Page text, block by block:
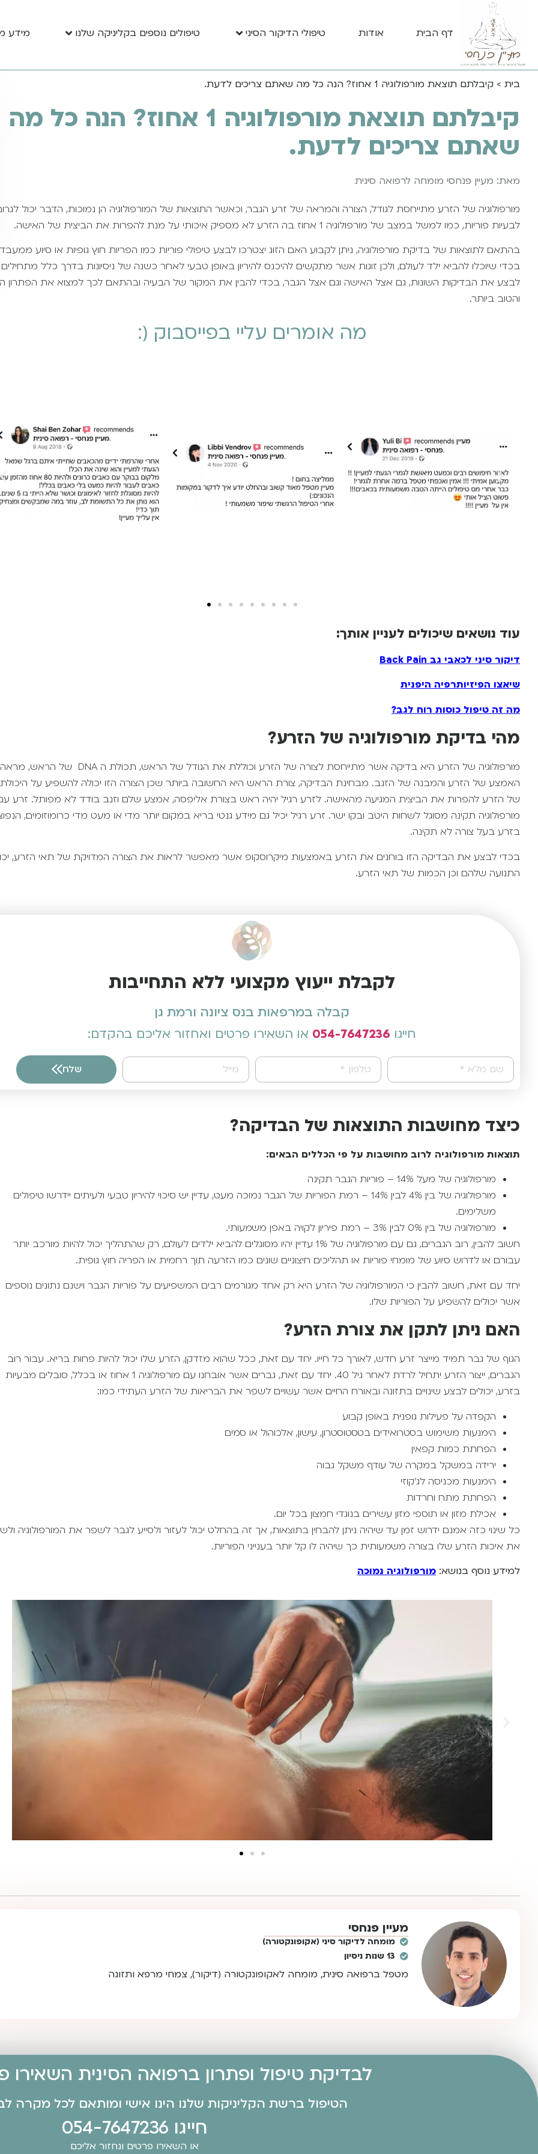
דף הבית אודות טיפולי הדיקור הסיני טיפולים נוספים בקליניקה שלנו מידע
בית > קיבלתם תוצאת מורפולוגיה 1 אחוז? הנה כל מה שאתם צריכים לדעת.
קיבלתם תוצאת מורפולוגיה 1 אחוז? הנה כל מה
שאתם צריכים לדעת.
מאת: מעיין פנחסי מומחה לרפואה סינית
מורפולוגיה של הזרע מתייחסת לגודל, הצורה והמראה של זרע הגבר, וכאשר התוצאות של המורפולוגיה הן נמוכות, הדבר יכול
לבעיות פוריות, כמו למשל במצב של מורפולוגיה 1 אחוז בה הזרע לא מספיק איכותי על מנת להפרות את הביצית של האישה.
בהתאם לתוצאות של בדיקת מורפולוגיה, ניתן לקבוע האם הזוג יצטרכו לבצע טיפולי פוריות כמו הפריות חוץ גופיות או סיוע
בכדי שיוכלו להביא ילד לעולם, ולכן זוגות אשר מתקשים להיכנס להיריון באופן טבעי לאחר כשנה של ניסיונות בדרך כלל מתחילים
לבצע את הבדיקות השונות, גם אצל האישה וגם אצל הגבר, בכדי להבין את המקור של הבעיה ובהתאם לכך למצוא את הפתרון
והטוב ביותר.
מה אומרים עליי בפייסבוק (:
עוד נושאים שיכולים לעניין אותך:
דיקור סיני לכאבי גב Back Pain
שיאצו הפיזיותרפיה היפנית
מה זה טיפול כוסות רוח לגב?
מהי בדיקת מורפולוגיה של הזרע?
מורפולוגיה של הזרע היא בדיקה אשר מתייחסת לצורה של הזרע וכוללת את הגודל של הראש, תכולת ה DNA של הראש, מראה
האמצע של הזרע והמבנה של הזנב. מבחינת הבדיקה, צורת הראש היא החשובה ביותר שכן הצורה הזו יכולה להשפיע על היכולת
של הזרע להפרות את הביצית המגיעה מהאישה. לזרע רגיל יהיה ראש בצורת אליפסה, אמצע שלם וזנב בודד לא מפותל. זרע
מורפולוגיה תקינה מסוגל לשחות היטב ובקו ישר. זרע רגיל יכיל גם מידע גנטי בריא במקום יותר מדי או מעט מדי כרומוזומים,
בזרע בעל צורה לא תקינה.
בכדי לבצע את הבדיקה הזו בוחנים את הזרע באמצעות מיקרוסקופ אשר מאפשר לראות את הצורה המדויקת של תאי הזרע,
התנועה שלהם וכן הכמות של תאי הזרע.
לקבלת ייעוץ מקצועי ללא התחייבות
קבלה במרפאות בנס ציונה ורמת גן
חייגו 054-7647236 או השאירו פרטים ואחזור אליכם בהקדם:
שלח
כיצד מחושבות התוצאות של הבדיקה?
תוצאות מורפולוגיה לרוב מחושבות על פי הכללים הבאים:
מורפולוגיה של מעל 14% – פוריות הגבר תקינה
מורפולוגיה של בין 4% לבין 14% – רמת הפוריות של הגבר נמוכה מעט, עדיין יש סיכוי להיריון טבעי ולעיתים יידרשו טיפולים
משלימים.
מורפולוגיה של בין 0% לבין 3% – רמת פיריון לקויה באפן משמעותי.
חשוב להבין, רוב הגברים, גם עם מורפולוגיה של 1% עדיין יהיו מסוגלים להביא ילדים לעולם, רק שהתהליך יכול להיות מורכב יותר
עבורם או לדרוש סיוע של מומחי פוריות או תהליכים חיצוניים שונים כמו הזרעה תוך רחמית או הפריה חוץ גופית.
יחד עם זאת, חשוב להבין כי המורפולוגיה של הזרע היא רק אחד מגורמים רבים המשפיעים על פוריות הגבר וישנם נתונים נוספים
אשר יכולים להשפיע על הפוריות שלו.
האם ניתן לתקן את צורת הזרע?
הגוף של גבר תמיד מייצר זרע חדש, לאורך כל חייו. יחד עם זאת, ככל שהוא מזדקן, הזרע שלו יכול להיות פחות בריא. עבור רוב
הגברים, ייצור הזרע יתחיל לרדת לאחר גיל 40. יחד עם זאת, גברים אשר אובחנו עם מורפולוגיה 1 אחוז או בכלל, סובלים מבעיות
בזרע, יכולים לבצע שינויים בתזונה ובאורח החיים אשר עשויים לשפר את הבריאות של הזרע העתידי כמו:
הקפדה על פעילות גופנית באופן קבוע
הימנעות משימוש בסטרואידים בטסטוסטרון, עישון, אלכוהול או סמים
הפחתת כמות קפאין
ירידה במשקל במקרה של עודף משקל גבוה
הימנעות מכניסה לג’קוזי
הפחתת מתח וחרדות
אכילת מזון או תוספי מזון עשירים בנוגדי חמצון בכל יום.
כל שינוי כזה אמנם ידרוש זמן עד שיהיה ניתן להבחין בתוצאות, אך זה בהחלט יכול לעזור ולסייע לגבר לשפר את המורפולוגיה
את איכות הזרע שלו בצורה משמעותית כך שיהיה לו קל יותר בענייני הפוריות.
למידע נוסף בנושא: מורפולוגיה נמוכה
מעיין פנחסי
מומחה לדיקור סיני (אקופונקטורה)
13 שנות ניסיון
מטפל ברפואה סינית, מומחה לאקופונקטורה (דיקור), צמחי מרפא ותזונה
לבדיקת טיפול ופתרון ברפואה הסינית השאירו
הטיפול ברשת הקליניקות שלנו הינו אישי ומותאם לכל מקרה
חייגו 054-7647236
או השאירו פרטים ונחזור אליכם